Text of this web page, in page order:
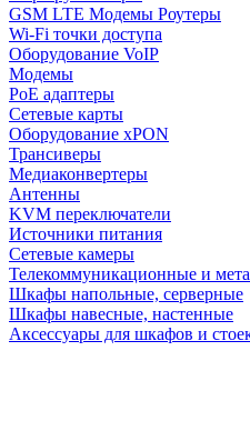
GSM LTE Модемы Роутеры
Wi-Fi точки доступа
Оборудование VoIP
Модемы
PoE адаптеры
Сетевые карты
Оборудование xPON
Трансиверы
Медиаконвертеры
Антенны
KVM переключатели
Источники питания
Сетевые камеры
Телекоммуникационные и
Шкафы напольные, серверные
Шкафы навесные, настенные
Аксессуары для шкафов и